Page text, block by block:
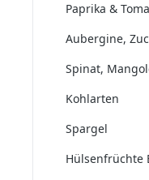
Paprika &
Aubergine,
Spinat,
Kohlarten
Spargel
Hülsenfrüchte